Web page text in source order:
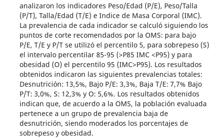
analizaron los indicadores Peso/Edad (P/E), Peso/Talla
(P/T), Talla/Edad (T/E) e Indice de Masa Corporal (IMC).
La prevalencia de cada indicador se calculó siguiendo los
puntos de corte recomendados por la OMS: para bajo
P/E, T/E y P/T se utilizó el percentilo 5, para sobrepeso (S)
el intervalo percentilar 85-95 (>P85 IMC <P95) y para
obesidad (O) el percentilo 95 (IMC>P95). Los resultados
obtenidos indicaron las siguientes prevalencias totales:
Desnutrición: 13,5%, Bajo P/E: 3,3%, Baja T/E: 7,7% Bajo
P/T: 3,0%, S: 12,3% y O: 5,6%. Los resultados obtenidos
indican que, de acuerdo a la OMS, la población evaluada
pertenece a un grupo de prevalencia baja de
desnutrición, siendo moderados los porcentajes de
sobrepeso y obesidad.